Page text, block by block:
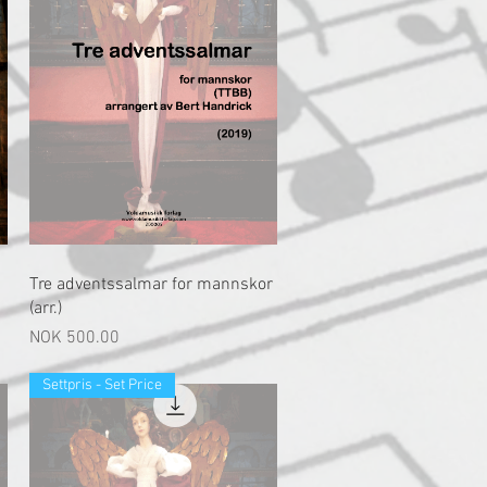
快速瀏覽
Tre adventssalmar for mannskor
(arr.)
價格
NOK 500.00
Settpris - Set Price